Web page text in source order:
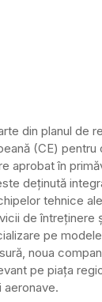
din planul de
(CE) pentru
aprobat în
deținută
tehnice
de întreținere
pe
noua
pe piața
aeronave.